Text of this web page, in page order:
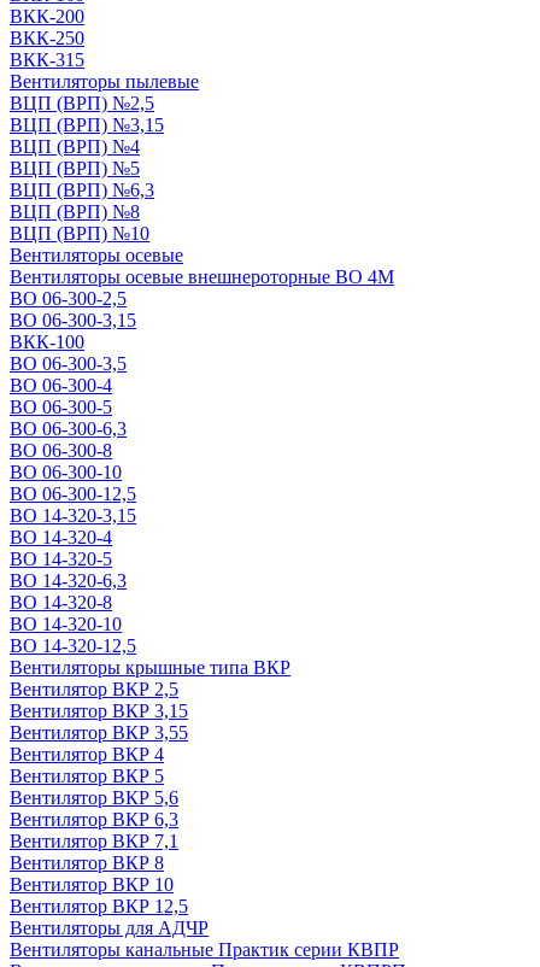
ВКК-200
ВКК-250
ВКК-315
Вентиляторы пылевые
ВЦП (ВРП) №2,5
ВЦП (ВРП) №3,15
ВЦП (ВРП) №4
ВЦП (ВРП) №5
ВЦП (ВРП) №6,3
ВЦП (ВРП) №8
ВЦП (ВРП) №10
Вентиляторы осевые
Вентиляторы осевые внешнероторные ВО 4М
ВО 06-300-2,5
ВО 06-300-3,15
ВКК-100
ВО 06-300-3,5
ВО 06-300-4
ВО 06-300-5
ВО 06-300-6,3
ВО 06-300-8
ВО 06-300-10
ВО 06-300-12,5
ВО 14-320-3,15
ВО 14-320-4
ВО 14-320-5
ВО 14-320-6,3
ВО 14-320-8
ВО 14-320-10
ВО 14-320-12,5
Вентиляторы крышные типа ВКР
Вентилятор ВКР 2,5
Вентилятор ВКР 3,15
Вентилятор ВКР 3,55
Вентилятор ВКР 4
Вентилятор ВКР 5
Вентилятор ВКР 5,6
Вентилятор ВКР 6,3
Вентилятор ВКР 7,1
Вентилятор ВКР 8
Вентилятор ВКР 10
Вентилятор ВКР 12,5
Вентиляторы для АДЧР
Вентиляторы канальные Практик серии КВПР